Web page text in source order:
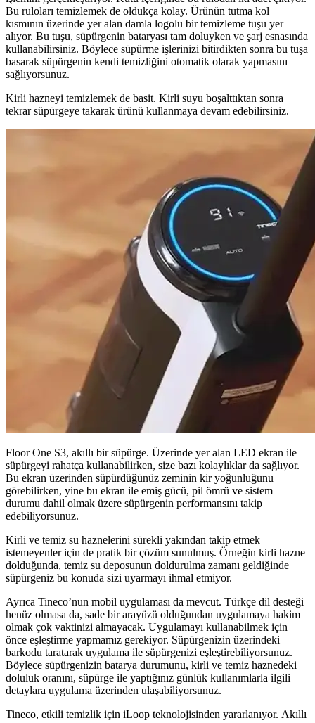
Bu ruloları temizlemek de oldukça kolay. Ürünün tutma kol
kısmının üzerinde yer alan damla logolu bir temizleme tuşu yer
alıyor. Bu tuşu, süpürgenin bataryası tam doluyken ve şarj esnasında
kullanabilirsiniz. Böylece süpürme işlerinizi bitirdikten sonra bu tuşa
basarak süpürgenin kendi temizliğini otomatik olarak yapmasını
sağlıyorsunuz.
Kirli hazneyi temizlemek de basit. Kirli suyu boşalttıktan sonra
tekrar süpürgeye takarak ürünü kullanmaya devam edebilirsiniz.
Floor One S3, akıllı bir süpürge. Üzerinde yer alan LED ekran ile
süpürgeyi rahatça kullanabilirken, size bazı kolaylıklar da sağlıyor.
Bu ekran üzerinden süpürdüğünüz zeminin kir yoğunluğunu
görebilirken, yine bu ekran ile emiş gücü, pil ömrü ve sistem
durumu dahil olmak üzere süpürgenin performansını takip
edebiliyorsunuz.
Kirli ve temiz su haznelerini sürekli yakından takip etmek
istemeyenler için de pratik bir çözüm sunulmuş. Örneğin kirli hazne
dolduğunda, temiz su deposunun doldurulma zamanı geldiğinde
süpürgeniz bu konuda sizi uyarmayı ihmal etmiyor.
Ayrıca Tineco’nun mobil uygulaması da mevcut. Türkçe dil desteği
henüz olmasa da, sade bir arayüzü olduğundan uygulamaya hakim
olmak çok vaktinizi almayacak. Uygulamayı kullanabilmek için
önce eşleştirme yapmamız gerekiyor. Süpürgenizin üzerindeki
barkodu taratarak uygulama ile süpürgenizi eşleştirebiliyorsunuz.
Böylece süpürgenizin batarya durumunu, kirli ve temiz haznedeki
doluluk oranını, süpürge ile yaptığınız günlük kullanımlarla ilgili
detaylara uygulama üzerinden ulaşabiliyorsunuz.
Tineco, etkili temizlik için iLoop teknolojisinden yararlanıyor. Akıllı